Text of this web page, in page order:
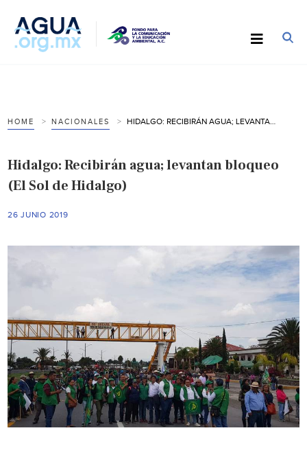
HOME NACIONALES
Hidalgo: Recibirán agua; levantan bloqueo
(El Sol de Hidalgo)
26 JUNIO 2019